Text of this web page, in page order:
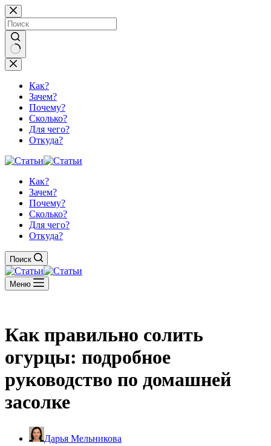
Перейти
к
сути
Ничего
не
найденоКак?
Зачем?
Почему?
Сколько?
Для чего?
Откуда?
Как?
Зачем?
Почему?
Сколько?
Для чего?
Откуда?
Поиск
Меню
Как правильно солить
огурцы: подробное
руководство по домашней
засолке
Дарья Мельникова